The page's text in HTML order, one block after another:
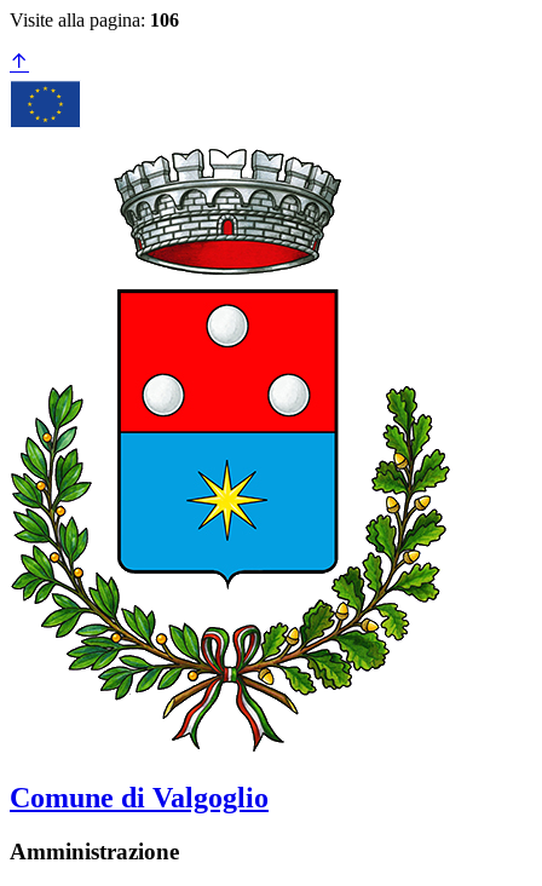
Visite alla pagina: 106
Comune di Valgoglio
Amministrazione